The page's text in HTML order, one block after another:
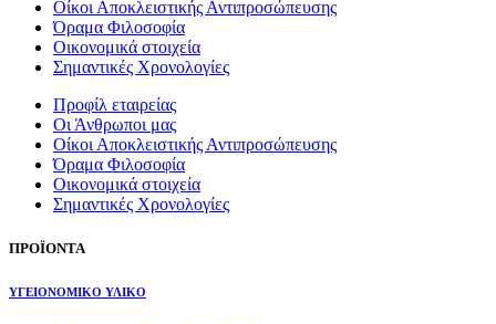
Οίκοι Αποκλειστικής Αντιπροσώπευσης
Όραμα Φιλοσοφία
Οικονομικά στοιχεία
Σημαντικές Χρονολογίες
Προφίλ εταιρείας
Οι Άνθρωποι μας
Οίκοι Αποκλειστικής Αντιπροσώπευσης
Όραμα Φιλοσοφία
Οικονομικά στοιχεία
Σημαντικές Χρονολογίες
ΠΡΟΪΟΝΤΑ
ΥΓΕΙΟΝΟΜΙΚΟ ΥΛΙΚΟ